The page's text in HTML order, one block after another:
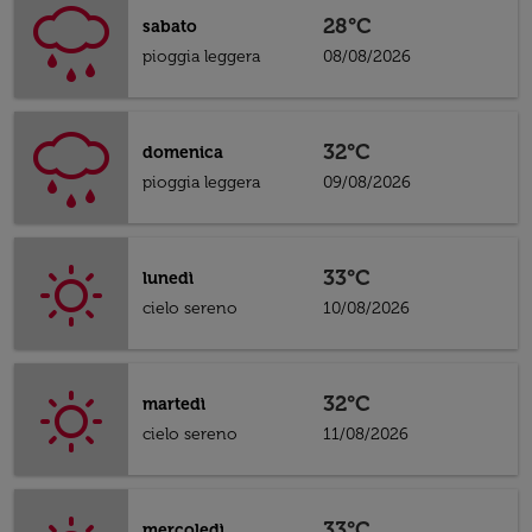
sabato
pioggia leggera
28°C
08/08/2026
domenica
pioggia leggera
32°C
09/08/2026
lunedì
cielo sereno
33°C
10/08/2026
martedì
cielo sereno
32°C
11/08/2026